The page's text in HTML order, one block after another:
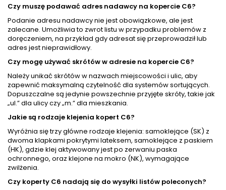
Czy muszę podawać adres nadawcy na kopercie C6?
Podanie adresu nadawcy nie jest obowiązkowe, ale jest
zalecane. Umożliwia to zwrot listu w przypadku problemów z
doręczeniem, na przykład gdy adresat się przeprowadził lub
adres jest nieprawidłowy.
Czy mogę używać skrótów w adresie na kopercie C6?
Należy unikać skrótów w nazwach miejscowości i ulic, aby
zapewnić maksymalną czytelność dla systemów sortujących.
Dopuszczalne są jedynie powszechnie przyjęte skróty, takie jak
„ul.” dla ulicy czy „m.” dla mieszkania.
Jakie są rodzaje klejenia kopert C6?
Wyróżnia się trzy główne rodzaje klejenia: samoklejące (SK) z
dwoma klapkami pokrytymi lateksem, samoklejące z paskiem
(HK), gdzie klej aktywowany jest po zerwaniu paska
ochronnego, oraz klejone na mokro (NK), wymagające
zwilżenia.
Czy koperty C6 nadają się do wysyłki listów poleconych?